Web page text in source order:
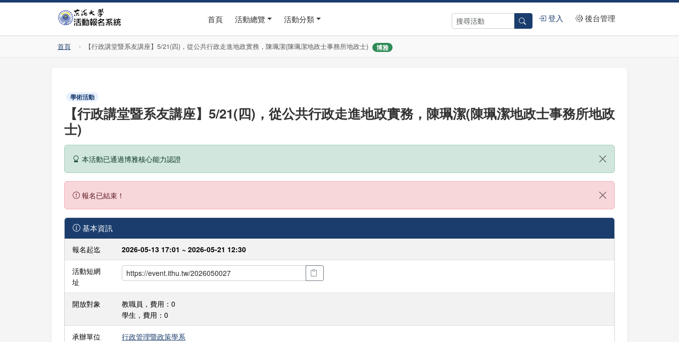
首頁 活動總覽 活動分類 登入 後台管理
首頁 【行政講堂暨系友講座】5/21(四)，從公共行政走進地政實務，陳珮潔(陳珮潔地政士事務所地政士) 博雅
學術活動
【行政講堂暨系友講座】5/21(四)，從公共行政走進地政實務，陳珮潔(陳珮潔地政士事務所地政
士)
本活動已通過博雅核心能力認證
報名已結束！
基本資訊
報名起迄 2026-05-13 17:01 ~ 2026-05-21 12:30
活動短網
址
開放對象
教職員，費用：0
學生，費用：0
承辦單位 行政管理暨政策學系